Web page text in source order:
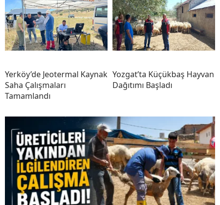
Yerköy’de Jeotermal Kaynak
Saha Çalışmaları
Tamamlandı
Yozgat’ta Küçükbaş Hayvan
Dağıtımı Başladı